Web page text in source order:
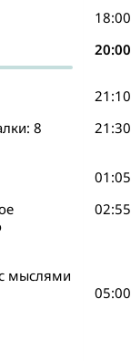
8
мыслями
18:00
20:00
21:10
21:30
01:05
02:55
05:00